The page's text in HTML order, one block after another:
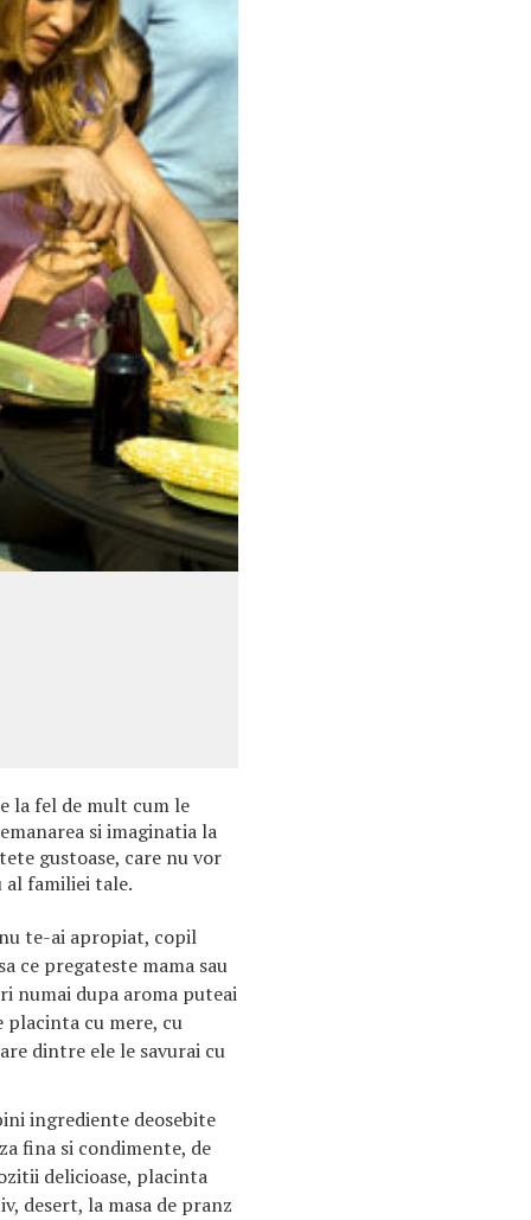
la fel de mult cum le
si imaginatia la
gustoase, care nu vor
familiei tale.
te-ai apropiat, copil
ce pregateste mama sau
numai dupa aroma puteai
placinta cu mere, cu
dintre ele le savurai cu
ingrediente deosebite
fina si condimente, de
delicioase, placinta
desert, la masa de pranz